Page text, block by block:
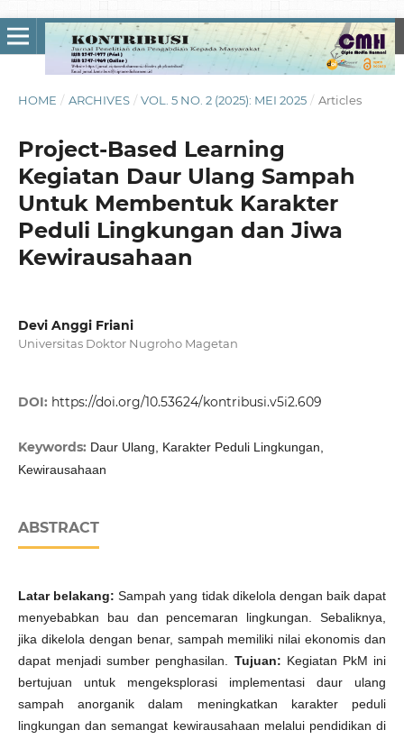
HOME / ARCHIVES / VOL. 5 NO. 2 (2025): MEI 2025 / Articles
Project-Based Learning
Kegiatan Daur Ulang Sampah
Untuk Membentuk Karakter
Peduli Lingkungan dan Jiwa
Kewirausahaan
Devi Anggi Friani
Universitas Doktor Nugroho Magetan
DOI: https://doi.org/10.53624/kontribusi.v5i2.609
Keywords: Daur Ulang, Karakter Peduli Lingkungan,
Kewirausahaan
ABSTRACT
Latar belakang: Sampah yang tidak dikelola dengan baik dapat
menyebabkan bau dan pencemaran lingkungan. Sebaliknya,
jika dikelola dengan benar, sampah memiliki nilai ekonomis dan
dapat menjadi sumber penghasilan. Tujuan: Kegiatan PkM ini
bertujuan untuk mengeksplorasi implementasi daur ulang
sampah anorganik dalam meningkatkan karakter peduli
lingkungan dan semangat kewirausahaan melalui pendidikan di